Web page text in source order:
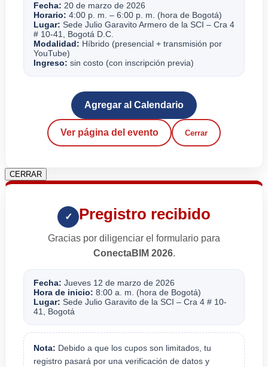
Fecha: 20 de marzo de 2026
Horario: 4:00 p. m. – 6:00 p. m. (hora de Bogotá)
Lugar: Sede Julio Garavito Armero de la SCI – Cra 4
# 10-41, Bogotá D.C.
Modalidad: Híbrido (presencial + transmisión por
YouTube)
Ingreso: sin costo (con inscripción previa)
Agregar al Calendario
Ver página del evento Cerrar
CERRAR
✓ Pregistro recibido
Gracias por diligenciar el formulario para
ConectaBIM 2026.
Fecha: Jueves 12 de marzo de 2026
Hora de inicio: 8:00 a. m. (hora de Bogotá)
Lugar: Sede Julio Garavito de la SCI – Cra 4 # 10-
41, Bogotá
Nota: Debido a que los cupos son limitados, tu
registro pasará por una verificación de datos y